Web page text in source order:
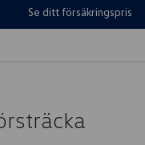
Se ditt försäkringspris